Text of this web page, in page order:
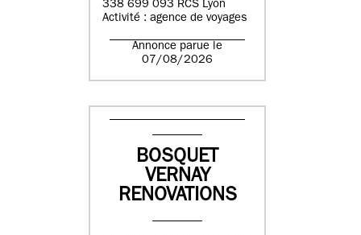
338 699 093 RCS Lyon
Activité : agence de voyages
Annonce parue le
07/08/2026
BOSQUET
VERNAY
RENOVATIONS